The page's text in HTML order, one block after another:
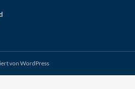
von WordPress